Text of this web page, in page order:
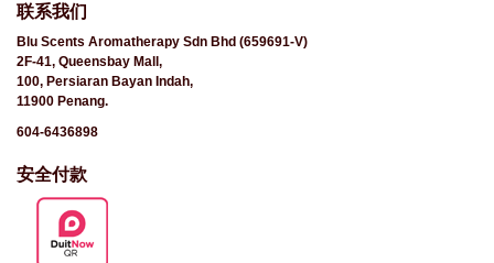
联系我们
Blu Scents Aromatherapy Sdn Bhd (659691-V)
2F-41, Queensbay Mall,
100, Persiaran Bayan Indah,
11900 Penang.
604-6436898
安全付款